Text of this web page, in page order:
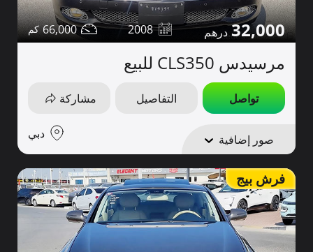
32,000
2008
66,000
مرسيدس CLS350 للبيع
تواصل التفاصيل مشاركة
صور إضافية دبي
فرش بيج